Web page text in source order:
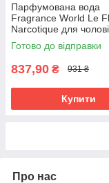
Парфумована вода
Fragrance World Le
Narcotique для
жінок edp 100 ml
Готово до відправки
837,90 ₴ 931 ₴
Купити
Про нас